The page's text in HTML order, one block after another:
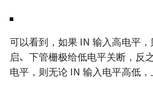
可以看到，如果 IN 输入高电平
启、下管栅极给低电平关断，反
电平，则无论 IN 输入电平高低，